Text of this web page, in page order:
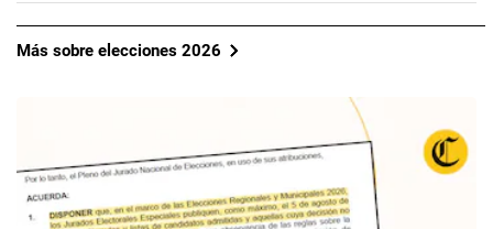
Más sobre elecciones 2026